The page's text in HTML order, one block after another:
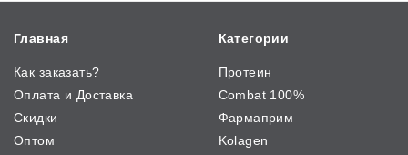
Главная
Как заказать?
Оплата и Доставка
Скидки
Оптом
Категории
Протеин
Combat 100%
Фармаприм
Kolagen